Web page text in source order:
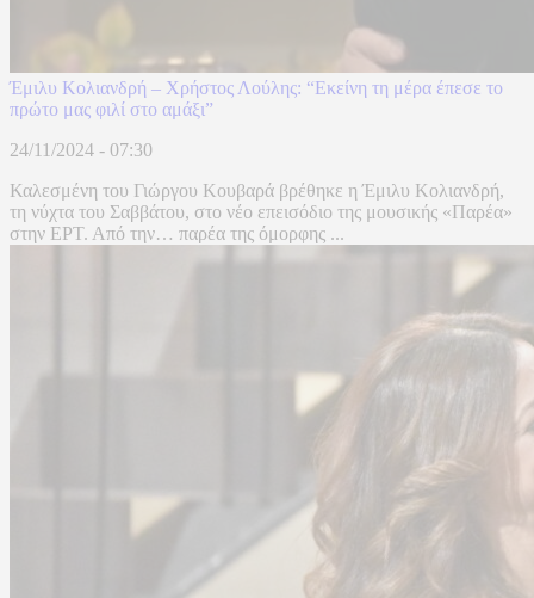
Έμιλυ Κολιανδρή – Χρήστος Λούλης: “Εκείνη τη μέρα έπεσε το
πρώτο μας φιλί στο αμάξι”
24/11/2024 - 07:30
Καλεσμένη του Γιώργου Κουβαρά βρέθηκε η Έμιλυ Κολιανδρή,
τη νύχτα του Σαββάτου, στο νέο επεισόδιο της μουσικής «Παρέα»
στην ΕΡΤ. Από την… παρέα της όμορφης ...